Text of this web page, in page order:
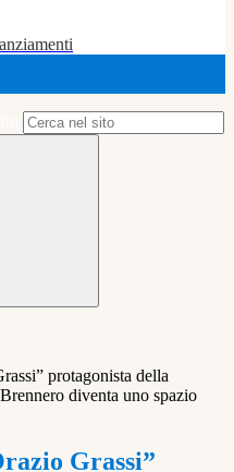
protagonista della
diventa uno spazio
Grassi”